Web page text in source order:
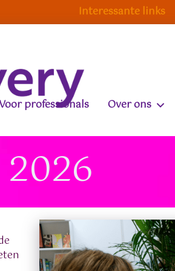
Interessante links
Voor professionals Over ons